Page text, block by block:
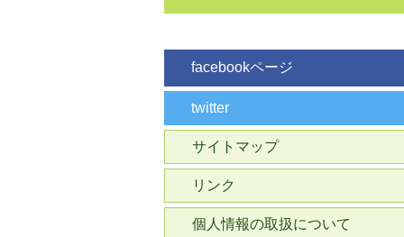
facebookページ
twitter
サイトマップ
リンク
個人情報の取扱について